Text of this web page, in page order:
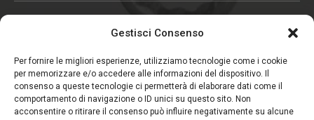
Gestisci Consenso
Per fornire le migliori esperienze, utilizziamo tecnologie come i cookie
per memorizzare e/o accedere alle informazioni del dispositivo. Il
consenso a queste tecnologie ci permetterà di elaborare dati come il
comportamento di navigazione o ID unici su questo sito. Non
acconsentire o ritirare il consenso può influire negativamente su alcune
ORARI IN ALTA STAGIONE
Lunedì - Venerdì 08:00 - 12:00 / 13:30 -18:00
Sabato 08:00 - 12:00